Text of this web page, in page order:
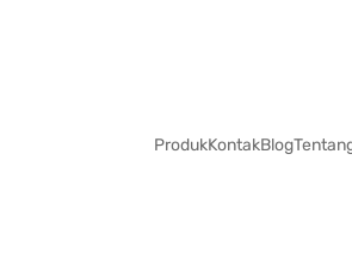
ProdukKontakBlog